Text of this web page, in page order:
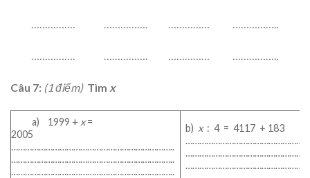
……………. ……………. …………… ……………..
……………. ……………. …………… ……………..
Câu 7: (1 điểm) Tìm x
a) 1999 + x=
2005
……………………………………………………………..
……………………………………………………………..
……………………………………………………………..
b) x: 4 = 4117 + 183